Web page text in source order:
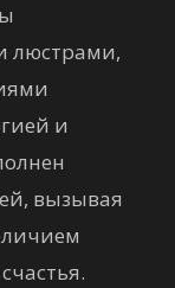
люстрами,
и
вызывая